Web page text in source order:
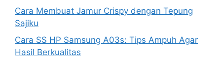
Cara Membuat Jamur Crispy dengan Tepung
Sajiku
Cara SS HP Samsung A03s: Tips Ampuh Agar
Hasil Berkualitas